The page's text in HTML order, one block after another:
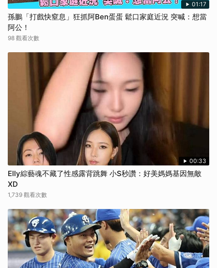
01:17
孫鵬「打戲快窒息」狂抓阿Ben蛋蛋 鬆口家庭近況 突喊：想當
阿公！
98 觀看次數
00:33
Elly綜藝魂不藏了性感露背跳舞 小S秒讚：好美媽媽基因無敵
XD
1,739 觀看次數